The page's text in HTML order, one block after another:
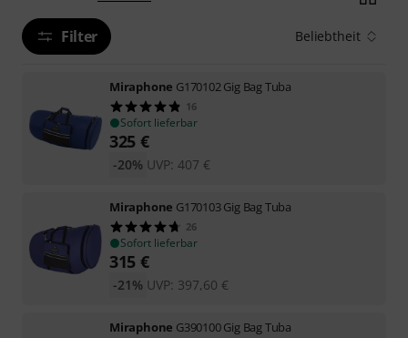
Filter Beliebtheit
Miraphone G170102 Gig Bag Tuba
16
Sofort lieferbar
325 €
UVP: 407 €
-20%
Miraphone G170103 Gig Bag Tuba
26
Sofort lieferbar
315 €
UVP: 397,60 €
-21%
Miraphone G390100 Gig Bag Tuba